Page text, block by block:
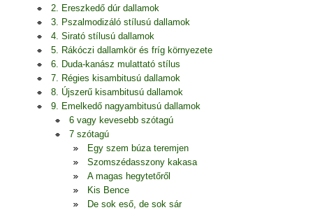
2. Ereszkedő dúr dallamok
3. Pszalmodizáló stílusú dallamok
4. Sirató stílusú dallamok
5. Rákóczi dallamkör és fríg környezete
6. Duda-kanász mulattató stílus
7. Régies kisambitusú dallamok
8. Újszerű kisambitusú dallamok
9. Emelkedő nagyambitusú dallamok
6 vagy kevesebb szótagú
7 szótagú
Egy szem búza teremjen
Szomszédasszony kakasa
A magas hegytetőről
Kis Bence
De sok eső, de sok sár